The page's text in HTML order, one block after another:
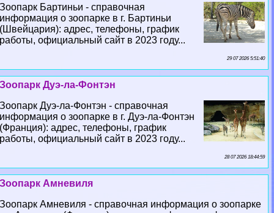
Зоопарк Бартиньи - справочная
информация о зоопарке в г. Бартиньи
(Швейцария): адрес, телефоны, график
работы, официальный сайт в 2023 году...
29 07 2026 5:51:40
Зоопарк Дуэ-ла-Фонтэн
Зоопарк Дуэ-ла-Фонтэн - справочная
информация о зоопарке в г. Дуэ-ла-Фонтэн
(Франция): адрес, телефоны, график
работы, официальный сайт в 2023 году...
28 07 2026 18:44:59
Зоопарк Амневиля
Зоопарк Амневиля - справочная информация о зоопарке